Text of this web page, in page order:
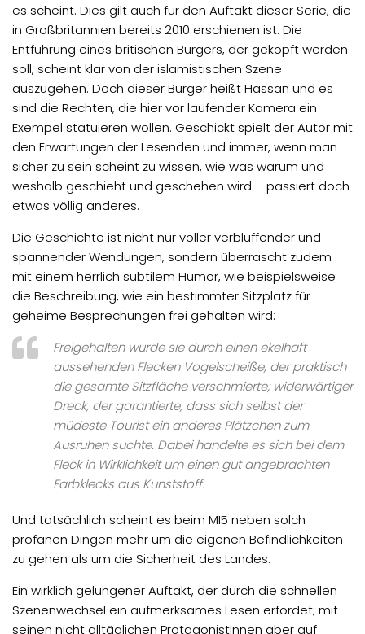
es scheint. Dies gilt auch für den Auftakt dieser Serie, die
in Großbritannien bereits 2010 erschienen ist. Die
Entführung eines britischen Bürgers, der geköpft werden
soll, scheint klar von der islamistischen Szene
auszugehen. Doch dieser Bürger heißt Hassan und es
sind die Rechten, die hier vor laufender Kamera ein
Exempel statuieren wollen. Geschickt spielt der Autor mit
den Erwartungen der Lesenden und immer, wenn man
sicher zu sein scheint zu wissen, wie was warum und
weshalb geschieht und geschehen wird – passiert doch
etwas völlig anderes.
Die Geschichte ist nicht nur voller verblüffender und
spannender Wendungen, sondern überrascht zudem
mit einem herrlich subtilem Humor, wie beispielsweise
die Beschreibung, wie ein bestimmter Sitzplatz für
geheime Besprechungen frei gehalten wird:
Freigehalten wurde sie durch einen ekelhaft
aussehenden Flecken Vogelscheiße, der praktisch
die gesamte Sitzfläche verschmierte; widerwärtiger
Dreck, der garantierte, dass sich selbst der
müdeste Tourist ein anderes Plätzchen zum
Ausruhen suchte. Dabei handelte es sich bei dem
Fleck in Wirklichkeit um einen gut angebrachten
Farbklecks aus Kunststoff.
Und tatsächlich scheint es beim MI5 neben solch
profanen Dingen mehr um die eigenen Befindlichkeiten
zu gehen als um die Sicherheit des Landes.
Ein wirklich gelungener Auftakt, der durch die schnellen
Szenenwechsel ein aufmerksames Lesen erfordet; mit
seinen nicht alltäglichen ProtagonistInnen aber auf